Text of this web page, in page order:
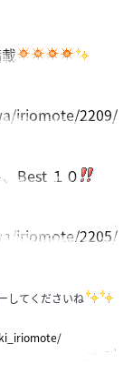
iriomote/2209/
Best １０
iriomote/2205/
してくださいね